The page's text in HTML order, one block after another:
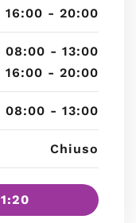
16:00 - 20:00
08:00 - 13:00
16:00 - 20:00
08:00 - 13:00
Chiuso